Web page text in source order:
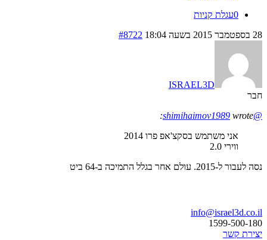
0עגלת קניות
28 בספטמבר 2015 בשעה 18:04
#8722
ISRAEL3D
חבר
@shimihaimov1989
wrote:
אני משתמש בסקצ'אפ פרו 2014
ווירי 2.0
נסה לעבור ל-2015. עולם אחר בגלל התמיכה ב-64 ביט
info@israel3d.co.il
1599-500-180
יצירת קשר